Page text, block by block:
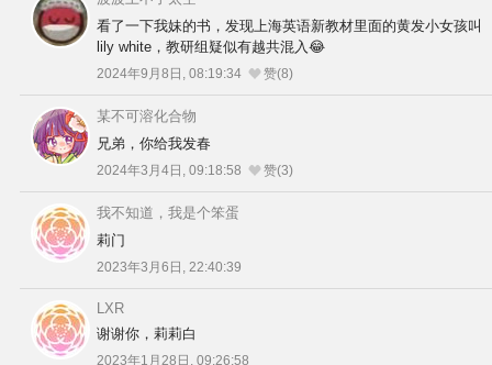
看了一下我妹的书，发现上海英语新教材里面的黄发小女孩叫
lily white，教研组疑似有越共混入😂
2024年9月8日, 08:19:34 赞(8)
某不可溶化合物
兄弟，你给我发春
2024年3月4日, 09:18:58 赞(3)
我不知道，我是个笨蛋
莉门
2023年3月6日, 22:40:39
LXR
谢谢你，莉莉白
2023年1月28日, 09:26:58